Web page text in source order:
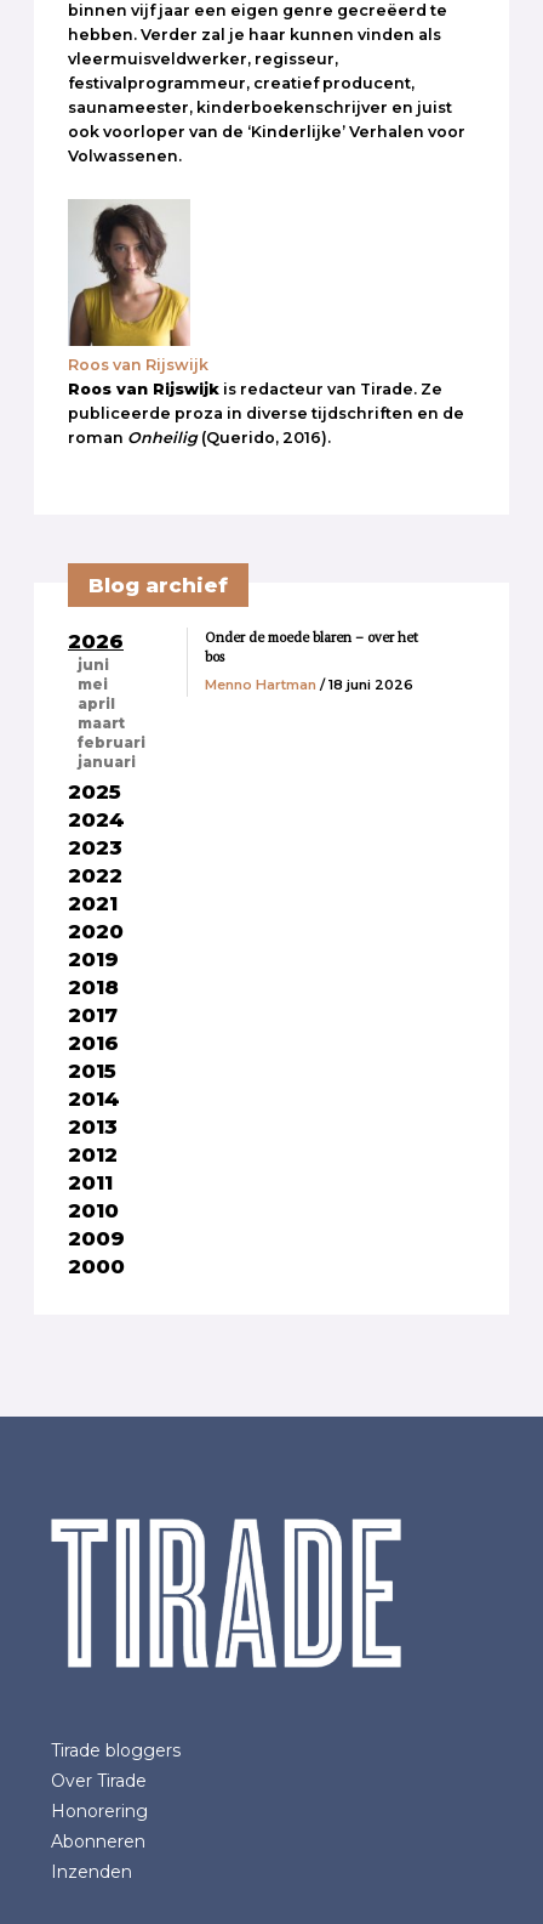
binnen vijf jaar een eigen genre gecreëerd te
hebben. Verder zal je haar kunnen vinden als
vleermuisveldwerker, regisseur,
festivalprogrammeur, creatief producent,
saunameester, kinderboekenschrijver en juist
ook voorloper van de ‘Kinderlijke’ Verhalen voor
Volwassenen.
Roos van Rijswijk
Roos van Rijswijk is redacteur van Tirade. Ze
publiceerde proza in diverse tijdschriften en de
roman Onheilig(Querido, 2016).
Blog archief
2026
juni
mei
april
maart
februari
januari
2025
2024
2023
2022
2021
2020
2019
2018
2017
2016
2015
2014
2013
2012
2011
2010
2009
2000
Onder de moede blaren – over het
bos
Menno Hartman / 18 juni 2026
Tirade bloggers
Over Tirade
Honorering
Abonneren
Inzenden